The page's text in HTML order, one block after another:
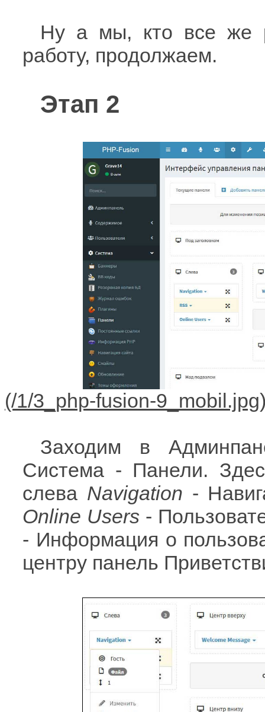
Ну а мы, кто все же
работу, продолжаем.
Этап 2
Заходим в
Система - Панели.
слева Navigation -
Online Users-
- Информация о
центру панель